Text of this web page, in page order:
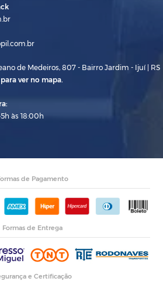
de Medeiros, 807 - Bairro Jardim - Ijuí | RS
ver no mapa.
às 18:00h
de Pagamento
Formas de Entrega
e Certificação